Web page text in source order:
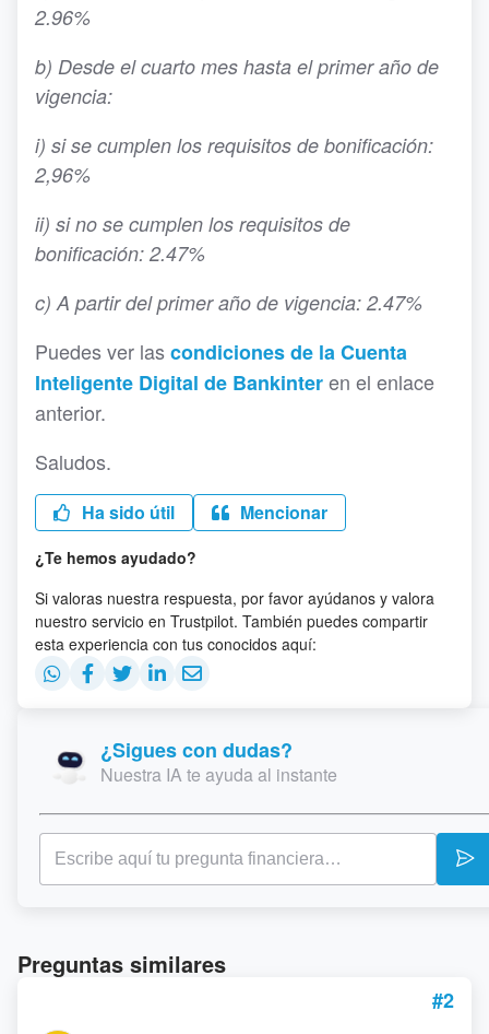
2.96%
b) Desde el cuarto mes hasta el primer año de
vigencia:
i) si se cumplen los requisitos de bonificación:
2,96%
ii) si no se cumplen los requisitos de
bonificación: 2.47%
c) A partir del primer año de vigencia: 2.47%
Puedes ver las condiciones de la Cuenta
Inteligente Digital de Bankinteren el enlace
anterior.
Saludos.
Ha sido útil Mencionar
¿Te hemos ayudado?
Si valoras nuestra respuesta, por favor ayúdanos y valora
nuestro servicio en Trustpilot. También puedes compartir
esta experiencia con tus conocidos aquí:
¿Sigues con dudas?
Nuestra IA te ayuda al instante
Preguntas similares
#2